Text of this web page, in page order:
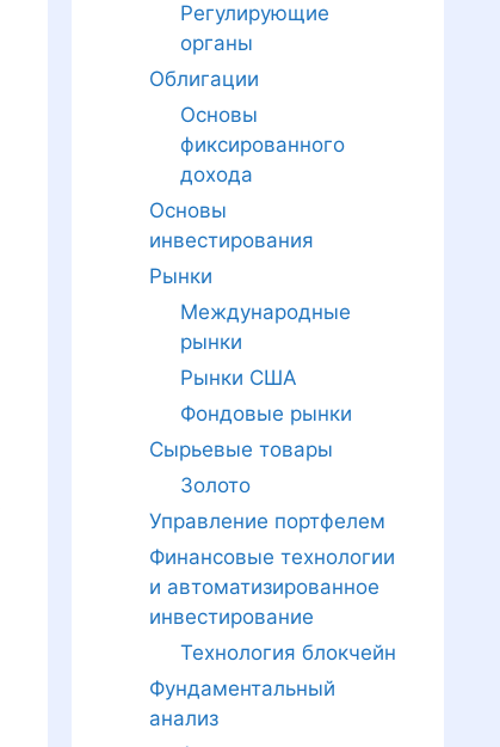
Регулирующие
органы
Облигации
Основы
фиксированного
дохода
Основы
инвестирования
Рынки
Международные
рынки
Рынки США
Фондовые рынки
Сырьевые товары
Золото
Управление портфелем
Финансовые технологии
и автоматизированное
инвестирование
Технология блокчейн
Фундаментальный
анализ